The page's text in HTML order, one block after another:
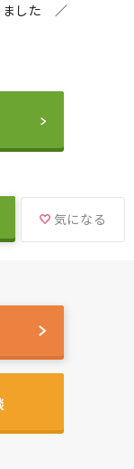
ました ／
気になる